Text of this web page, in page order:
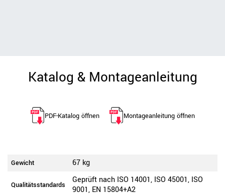
Katalog & Montageanleitung
PDF-Katalog öffnen Montageanleitung öffnen
Gewicht 67 kg
Qualitätsstandards
Geprüft nach ISO 14001, ISO 45001, ISO
9001, EN 15804+A2